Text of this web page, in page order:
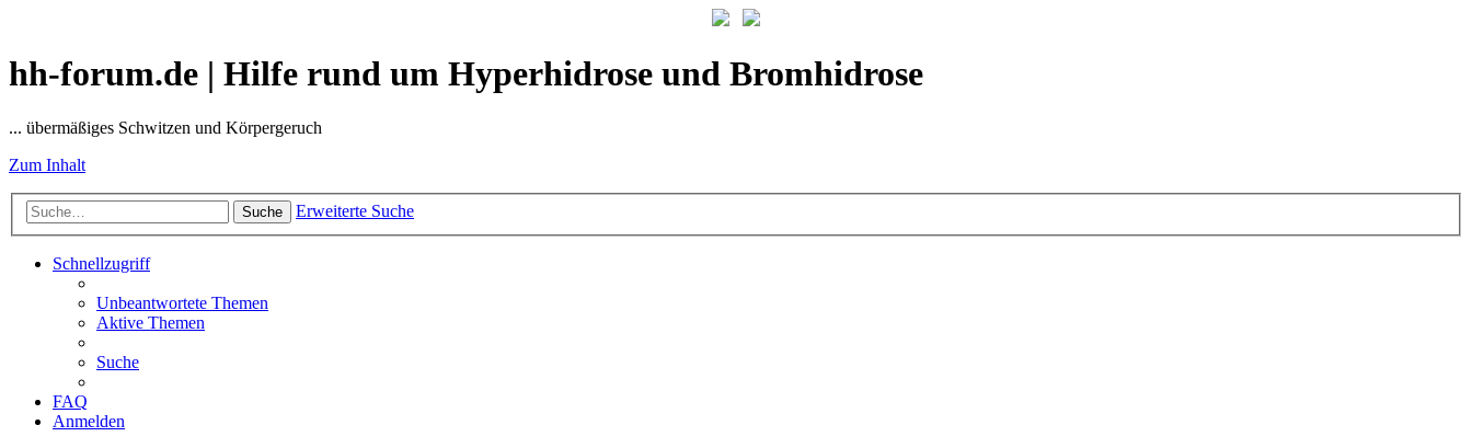
hh-forum.de | Hilfe rund um Hyperhidrose und Bromhidrose
... übermäßiges Schwitzen und Körpergeruch
Zum Inhalt
Suche Erweiterte Suche
Schnellzugriff
Unbeantwortete Themen
Aktive Themen
Suche
FAQ
Anmelden